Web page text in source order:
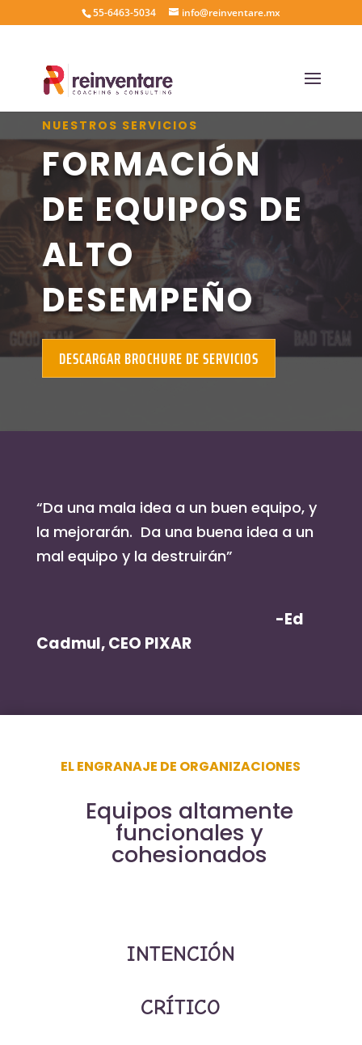
55-6463-5034 info@reinventare.mx
NUESTROS SERVICIOS
FORMACIÓN
DE EQUIPOS DE
ALTO
DESEMPEÑO
DESCARGAR BROCHURE DE SERVICIOS
“Da una mala idea a un buen equipo, y
la mejorarán. Da una buena idea a un
mal equipo y la destruirán”
-Ed
Cadmul, CEO PIXAR
EL ENGRANAJE DE ORGANIZACIONES
Equipos altamente
funcionales y
cohesionados
INTENCIÓN
CRÍTICO